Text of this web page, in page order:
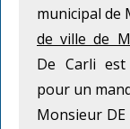
municipal de
de ville de
De Carli
pour un
Monsieur DE